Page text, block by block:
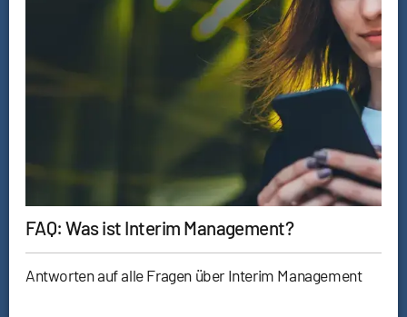
FAQ: Was ist Interim Management?
Antworten auf alle Fragen über Interim Management